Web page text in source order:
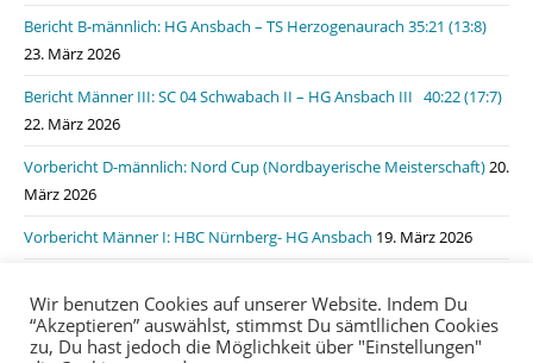
Bericht B-männlich: HG Ansbach – TS Herzogenaurach 35:21 (13:8)
23. März 2026
Bericht Männer III: SC 04 Schwabach II – HG Ansbach III 40:22 (17:7)
22. März 2026
Vorbericht D-männlich: Nord Cup (Nordbayerische Meisterschaft)20.
März 2026
Vorbericht Männer I: HBC Nürnberg- HG Ansbach 19. März 2026
19. März 2026
Wir benutzen Cookies auf unserer Website. Indem Du
“Akzeptieren” auswählst, stimmst Du sämtllichen Cookies
zu, Du hast jedoch die Möglichkeit über "Einstellungen"